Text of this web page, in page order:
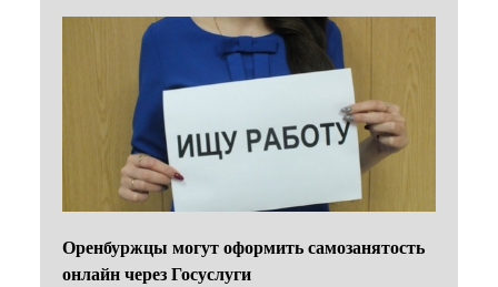
Оренбуржцы могут оформить самозанятость
онлайн через Госуслуги